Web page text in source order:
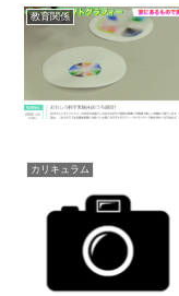
教育関係
カリキュラム